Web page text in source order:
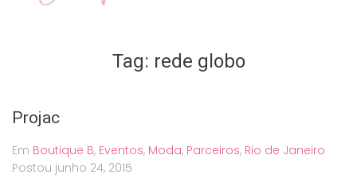
Tag: rede globo
Projac
Em Boutique B, Eventos, Moda, Parceiros, Rio de Janeiro
Postou junho 24, 2015